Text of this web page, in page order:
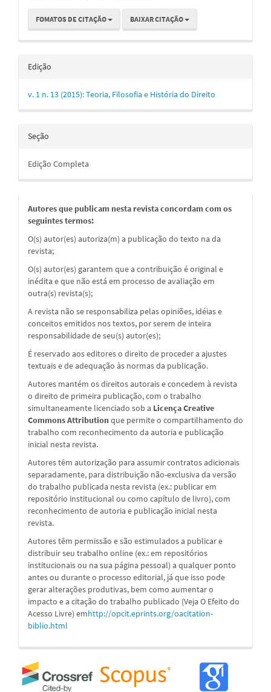
FOMATOS DE CITAÇÃO BAIXAR CITAÇÃO
Edição
v. 1 n. 13 (2015): Teoria, Filosofia e História do Direito
Seção
Edição Completa
Autores que publicam nesta revista concordam com os
seguintes termos:
O(s) autor(es) autoriza(m) a publicação do texto na da
revista;
O(s) autor(es) garantem que a contribuição é original e
inédita e que não está em processo de avaliação em
outra(s) revista(s);
A revista não se responsabiliza pelas opiniões, idéias e
conceitos emitidos nos textos, por serem de inteira
responsabilidade de seu(s) autor(es);
É reservado aos editores o direito de proceder a ajustes
textuais e de adequação às normas da publicação.
Autores mantém os direitos autorais e concedem à revista
o direito de primeira publicação, com o trabalho
simultaneamente licenciado sob a Licença Creative
Commons Attributionque permite o compartilhamento do
trabalho com reconhecimento da autoria e publicação
inicial nesta revista.
Autores têm autorização para assumir contratos adicionais
separadamente, para distribuição não-exclusiva da versão
do trabalho publicada nesta revista (ex.: publicar em
repositório institucional ou como capítulo de livro), com
reconhecimento de autoria e publicação inicial nesta
revista.
Autores têm permissão e são estimulados a publicar e
distribuir seu trabalho online (ex.: em repositórios
institucionais ou na sua página pessoal) a qualquer ponto
antes ou durante o processo editorial, já que isso pode
gerar alterações produtivas, bem como aumentar o
impacto e a citação do trabalho publicado (Veja O Efeito do
Acesso Livre) emhttp://opcit.eprints.org/oacitation-
biblio.html